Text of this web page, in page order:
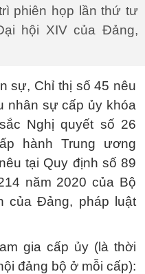
phiên họp lần thứ tư
hội XIV của Đảng,
sự, Chỉ thị số 45 nêu
nhân sự cấp ủy khóa
Nghị quyết số 26
hành Trung ương
tại Quy định số 89
năm 2020 của Bộ
của Đảng, pháp luật
gia cấp ủy (là thời
đảng bộ ở mỗi cấp):